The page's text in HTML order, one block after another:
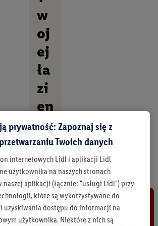
w
oj
ej
ła
zi
en
ce
O
k
r
y
j
w
z
prywatność: Zapoznaj się z
Twoich danych
internetowych Lidl i aplikacji Lidl
użytkownika na naszych stronach
aplikacji (łącznie: "usługi Lidl") przy
które są wykorzystywane do
uzyskiwania dostępu do informacji na
użytkownika. Niektóre z nich są